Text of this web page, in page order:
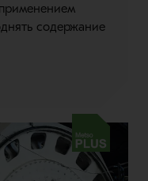
содержание